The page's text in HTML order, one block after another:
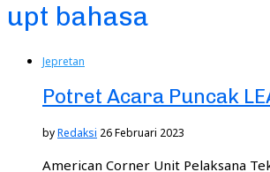
upt bahasa
Jepretan
Potret Acara Puncak
byRedaksi 26 Februari 2023
American Corner Unit Pelaksana